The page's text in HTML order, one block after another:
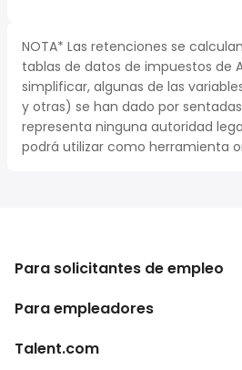
NOTA* Las retenciones se
tablas de datos de impuestos de
simplificar, algunas de las
y otras) se han dado por
representa ninguna autoridad
podrá utilizar como herramienta
Para solicitantes de empleo
Buscador de trabajo
Para empleadores
Empresa
Talent.com